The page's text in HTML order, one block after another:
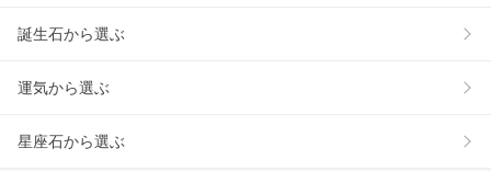
誕生石から選ぶ
運気から選ぶ
星座石から選ぶ